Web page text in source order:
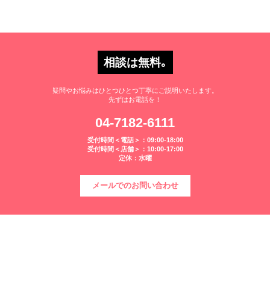
相談は無料｡
疑問やお悩みはひとつひとつ丁寧にご説明いたします。
先ずはお電話を！
04-7182-6111
受付時間＜電話＞：09:00-18:00
受付時間＜店舗＞：10:00-17:00
定休：水曜
メールでのお問い合わせ